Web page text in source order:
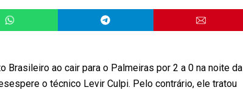
Brasileiro ao cair para o Palmeiras por 2 a 0 na noite da
o técnico Levir Culpi. Pelo contrário, ele tratou